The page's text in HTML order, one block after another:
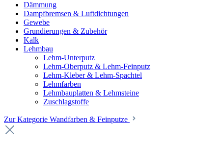
Dämmung
Dampfbremsen & Luftdichtungen
Gewebe
Grundierungen & Zubehör
Kalk
Lehmbau
Lehm-Unterputz
Lehm-Oberputz & Lehm-Feinputz
Lehm-Kleber & Lehm-Spachtel
Lehmfarben
Lehmbauplatten & Lehmsteine
Zuschlagstoffe
Zur Kategorie Wandfarben & Feinputze